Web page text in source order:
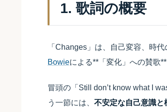
1. 歌詞の概要
「Changes」は、自己変容、時
Bowieによる**「変化」への賛歌**
冒頭の「Still don’t know what I
う一節には、 不安定な自己意識と